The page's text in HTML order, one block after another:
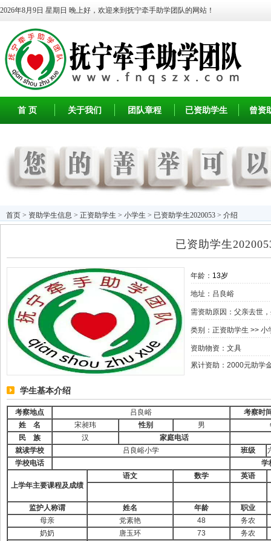
2026年8月9日 星期日 晚上好，欢迎来到抚宁牵手助学团队的网站！
首 页 关于我们 团队章程 已资助学生 曾资
首页 > 资助学生信息 > 正资助学生 > 小学生 > 已资助学生2020053 > 介绍
已资助学生
年龄： 13岁
地址：吕良峪
需资助原因：父亲去世
类别： 正资助学生 >> 小
资助物资：文具
累计资助：2000元助学
学生基本介绍
考察地点 吕良峪
考察时
姓
名 宋昶玮 性别 男
民
族 汉
家庭电话
就读学校
吕良峪小学 班级
学校电话
学
上学年主要课程及成绩
语文 数学 英语
监护人称谓 姓名 年龄
职业
母亲
党素艳 48
务农
奶奶
唐玉环 73 务农